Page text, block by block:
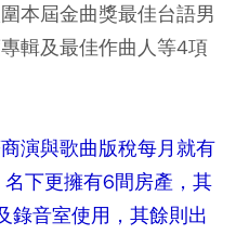
本屆金曲獎最佳台語男
輯及最佳作曲人等4項
演與歌曲版稅每月就有
下更擁有6間房產，其
錄音室使用，其餘則出